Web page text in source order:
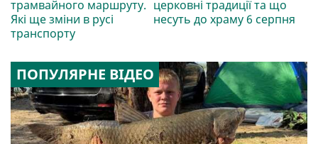
трамвайного маршруту.
Які ще зміни в русі
транспорту
церковні традиції та що
несуть до храму 6 серпня
ПОПУЛЯРНЕ ВІДЕО